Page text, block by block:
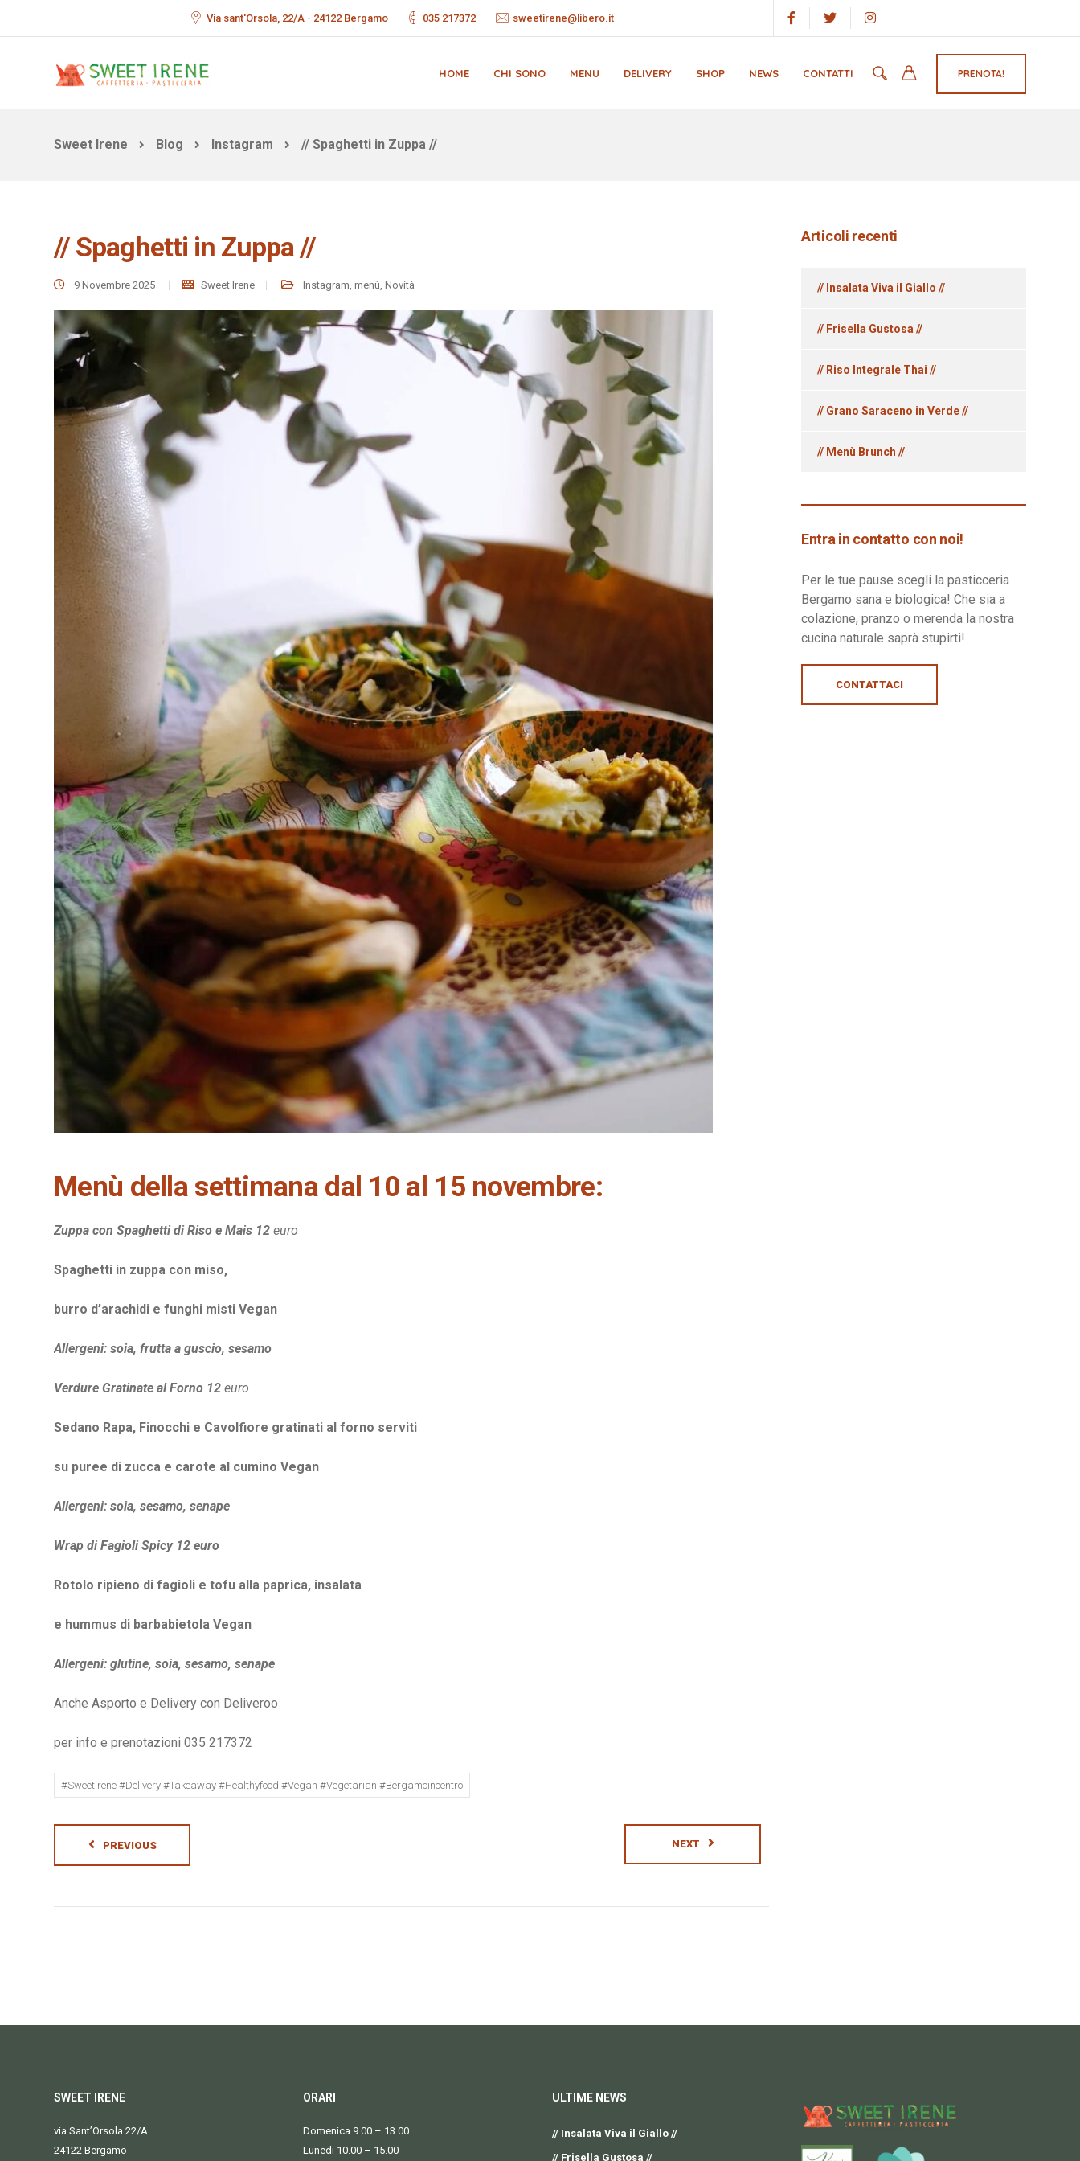
Via sant'Orsola, 22/A - 24122 Bergamo 035 217372 sweetirene@libero.it
HOME CHI SONO MENU DELIVERY SHOP NEWS CONTATTI PRENOTA!
Sweet Irene Blog Instagram // Spaghetti in Zuppa //
// Spaghetti in Zuppa //
9 Novembre 2025 Sweet Irene Instagram, menù, Novità
Menù della settimana dal 10 al 15 novembre:
Zuppa con Spaghetti di Riso e Mais 12 euro
Spaghetti in zuppa con miso,
burro d’arachidi e funghi misti Vegan
Allergeni: soia, frutta a guscio, sesamo
Verdure Gratinate al Forno 12 euro
Sedano Rapa, Finocchi e Cavolfiore gratinati al forno serviti
su puree di zucca e carote al cumino Vegan
Allergeni: soia, sesamo, senape
Wrap di Fagioli Spicy 12 euro
Rotolo ripieno di fagioli e tofu alla paprica, insalata
e hummus di barbabietola Vegan
Allergeni: glutine, soia, sesamo, senape
Anche Asporto e Delivery con Deliveroo
per info e prenotazioni 035 217372
#sweetirene #delivery #takeaway #healthyfood #vegan #vegetarian #bergamoincentro
PREVIOUS NEXT
Articoli recenti
// Insalata Viva il Giallo //
// Frisella Gustosa //
// Riso Integrale Thai //
// Grano Saraceno in Verde //
// Menù Brunch //
Entra in contatto con noi!
Per le tue pause scegli la pasticceria
Bergamo sana e biologica! Che sia a
colazione, pranzo o merenda la nostra
cucina naturale saprà stupirti!
CONTATTACI
SWEET IRENE
via Sant’Orsola 22/A
24122 Bergamo
ORARI
Domenica 9.00 – 13.00
Lunedi 10.00 – 15.00
ULTIME NEWS
// Insalata Viva il Giallo //
// Frisella Gustosa //